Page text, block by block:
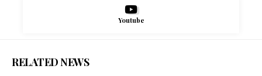
Youtube
RELATED NEWS